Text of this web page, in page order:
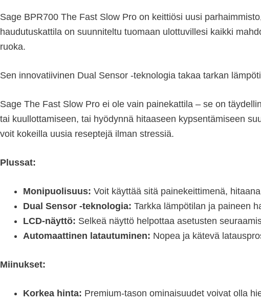
Sage BPR700 The Fast Slow Pro on keittiösi uusi
haudutuskattila on suunniteltu tuomaan ulottuvillesi kaikki
ruoka.
Sen innovatiivinen Dual Sensor -teknologia takaa tarkan
Sage The Fast Slow Pro ei ole vain painekattila – se on
tai kuullottamiseen, tai hyödynnä hitaaseen kypsentämiseen
voit kokeilla uusia reseptejä ilman stressiä.
Plussat:
Monipuolisuus: Voit käyttää sitä painekeittimenä,
Dual Sensor -teknologia: Tarkka lämpötilan ja paineen
LCD-näyttö: Selkeä näyttö helpottaa asetusten
Automaattinen latautuminen: Nopea ja kätevä
Miinukset:
Korkea hinta: Premium-tason ominaisuudet voivat olla